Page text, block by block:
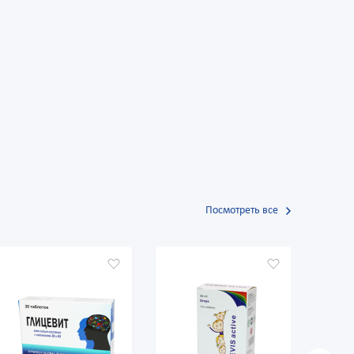
Посмотреть все